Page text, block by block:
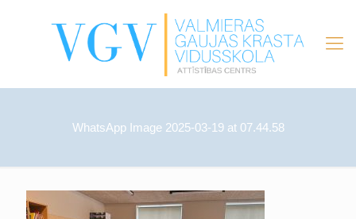
WhatsApp Image 2025-03-19 at 07.44.58